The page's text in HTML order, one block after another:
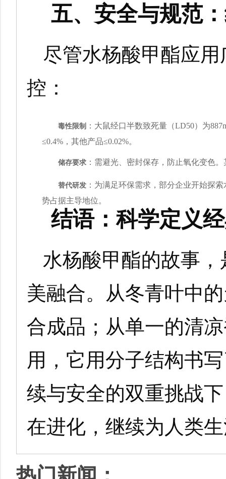
五、安全与规范
尽管水杨酸甲酯应
控：
毒性限制 ：大鼠经口半数致死量（LD50）为
≤0.4%，其他产品≤0.02%。
储存要求 ：需避光、密封保存，防止氧化变色
替代研发 ：为满足环保需求，部分企业开始探
势占据主导地位。
结语：科学定义
水杨酸甲酯的故事
美融合。从冬青叶中
合成品；从单一的清
用，它用分子结构书
续与安全的双重挑战
在进化，继续为人类